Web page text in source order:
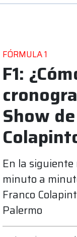
FÓRMULA 1
F1:
Show
En la
minuto a
Franco
Palermo